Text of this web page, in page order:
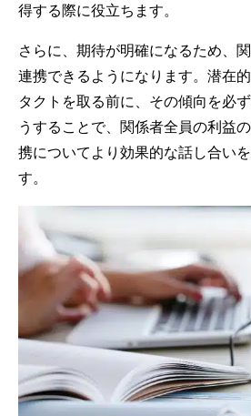
得する際に役立ちます。
さらに、期待が明確になるため、
連携できるようになります。潜在
タクトを取る前に、その傾向を必
うすることで、関係者全員の利益
携についてより効果的な話し合い
す。